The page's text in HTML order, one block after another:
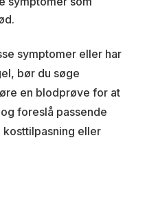
symptomer eller har
bør du søge
en blodprøve for at
foreslå passende
eller